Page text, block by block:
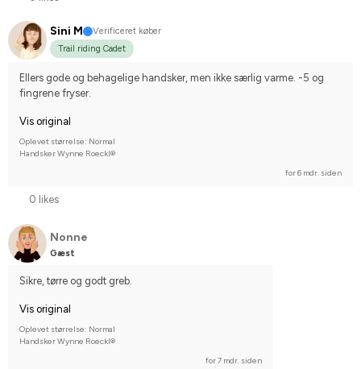
Sini M
Verificeret køber
Trail riding Cadet
Ellers gode og behagelige handsker, men ikke særlig varme. -5 og
fingrene fryser.
Vis original
Oplevet størrelse: Normal
Handsker Wynne Roeckl®
for 6 mdr. siden
0 likes
Nonne
Gæst
Sikre, tørre og godt greb.
Vis original
Oplevet størrelse: Normal
Handsker Wynne Roeckl®
for 7 mdr. siden